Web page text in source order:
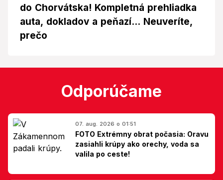
do Chorvátska! Kompletná prehliadka
auta, dokladov a peňazí... Neuveríte,
prečo
Odporúčame
07. aug. 2026 o 01:51
FOTO Extrémny obrat počasia: Oravu
zasiahli krúpy ako orechy, voda sa
valila po ceste!